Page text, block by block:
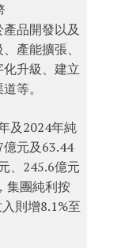
品開發以及
產能擴張、
升級、建立
等。
及2024年純
元及63.44
、245.6億元
集團純利按
則增8.1%至